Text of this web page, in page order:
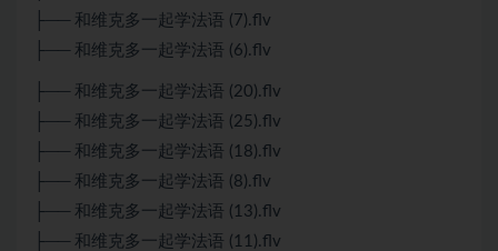
├── 和维克多一起学法语 (7).flv
├── 和维克多一起学法语 (6).flv
├── 和维克多一起学法语 (20).flv
├── 和维克多一起学法语 (25).flv
├── 和维克多一起学法语 (18).flv
├── 和维克多一起学法语 (8).flv
├── 和维克多一起学法语 (13).flv
├── 和维克多一起学法语 (11).flv